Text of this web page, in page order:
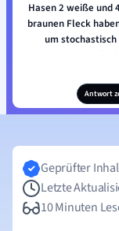
Hasen 2 weiße und
braunen Fleck
um
Antwort
Geprüfter
10 Minuten